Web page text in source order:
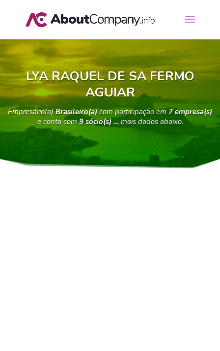
LYA RAQUEL DE SA FERMO
AGUIAR
Empresário(a)Brasileiro(a) com participação em 7 empresa(s)
e conta com9 sócio(s) …mais dados abaixo.